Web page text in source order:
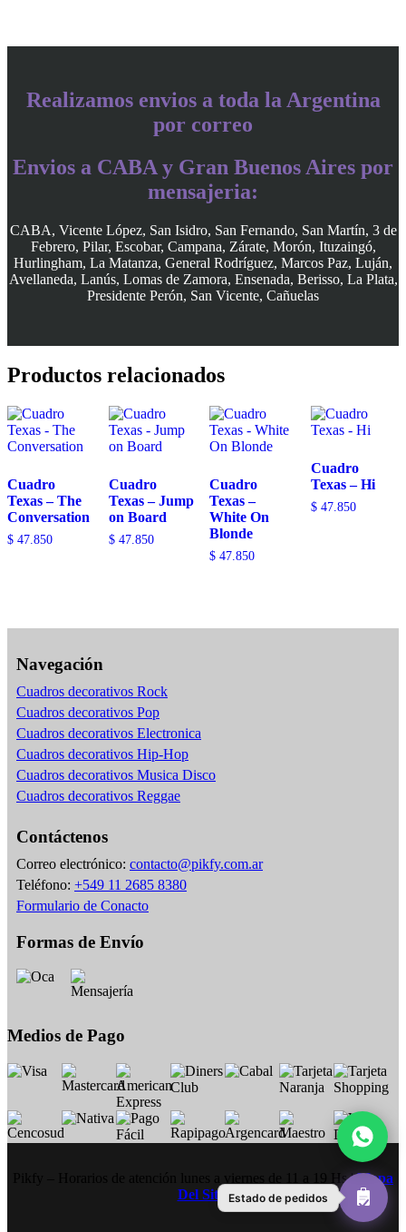
Realizamos envios a toda la Argentina
por correo
Envios a CABA y Gran Buenos Aires por
mensajeria:
CABA, Vicente López, San Isidro, San Fernando, San Martín, 3 de
Febrero, Pilar, Escobar, Campana, Zárate, Morón, Ituzaingó,
Hurlingham, La Matanza, General Rodríguez, Marcos Paz, Luján,
Avellaneda, Lanús, Lomas de Zamora, Ensenada, Berisso, La Plata,
Presidente Perón, San Vicente, Cañuelas
Productos relacionados
Cuadro
Texas – The
Conversation
$ 47.850
Cuadro
Texas – Jump
on Board
$47.850
Cuadro
Texas –
White On
Blonde
$ 47.850
Cuadro
Texas – Hi
$47.850
Navegación
Cuadros decorativos Rock
Cuadros decorativos Pop
Cuadros decorativos Electronica
Cuadros decorativos Hip-Hop
Cuadros decorativos Musica Disco
Cuadros decorativos Reggae
Contáctenos
Correo electrónico: contacto@pikfy.com.ar
Teléfono: +549 11 2685 8380
Formulario de Conacto
Formas de Envío
Medios de Pago
Pikfy – Horarios de atención lunes a viernes de 11 a 19 Hs |Mapa
Del SitioEstado de pedidos